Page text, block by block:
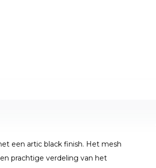
een artic black finish. Het mesh
prachtige verdeling van het